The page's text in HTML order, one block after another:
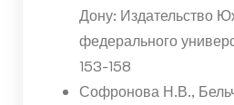
Дону: Издательство
федерального
153-158
Софронова Н.В.,